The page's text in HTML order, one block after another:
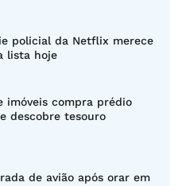
policial da Netflix merece
lista hoje
imóveis compra prédio
descobre tesouro
de avião após orar em